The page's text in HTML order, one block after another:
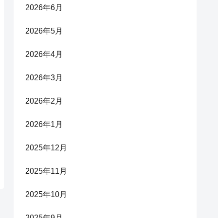
2026年6月
2026年5月
2026年4月
2026年3月
2026年2月
2026年1月
2025年12月
2025年11月
2025年10月